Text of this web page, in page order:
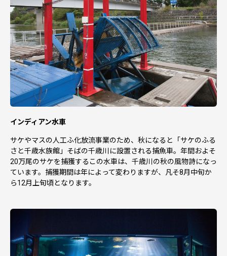
インディアン水車
サケやマスの人工ふ化放流事業のため、秋になると「サケのふる
さと千歳水族館」そばの千歳川に設置される捕魚車。年間およそ
20万尾のサケを捕獲するこの水車は、千歳川の秋の風物詩になっ
ています。捕獲期間は年によって変わりますが、凡そ8月中旬か
ら12月上旬頃となります。